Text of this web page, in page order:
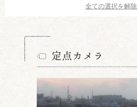
全ての選択を解除
定点カメラ